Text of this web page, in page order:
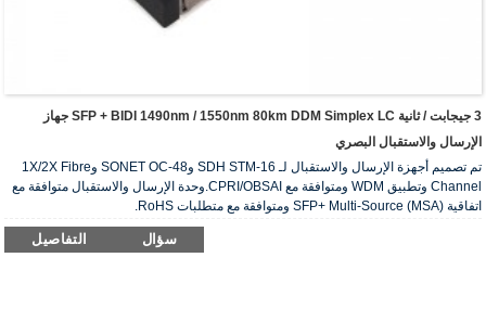
3 جيجابت / ثانية SFP + BIDI 1490nm / 1550nm 80km DDM Simplex LC جهاز
الإرسال والاستقبال البصري
تم تصميم أجهزة الإرسال والاستقبال لـ SDH STM-16 وSONET OC-48 و1X/2X Fibre
Channel وتطبيق WDM ومتوافقة مع CPRI/OBSAI.وحدة الإرسال والاستقبال متوافقة مع
اتفاقية SFP+ Multi-Source (MSA) ومتوافقة مع متطلبات RoHS.
سؤال التفاصيل